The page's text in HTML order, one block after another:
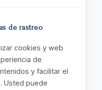
de rastreo
cookies y web
de
y facilitar el
Usted puede